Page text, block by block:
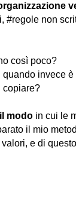
#regole non
così poco?
invece è
copiare?
modo in cui le
il mio
e di